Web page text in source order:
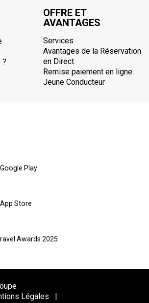
?
OFFRE ET
AVANTAGES
Services
Avantages de la Réservation
en Direct
Remise paiement en ligne
Jeune Conducteur
Google Play
App Store
Awards 2025
Légales
|